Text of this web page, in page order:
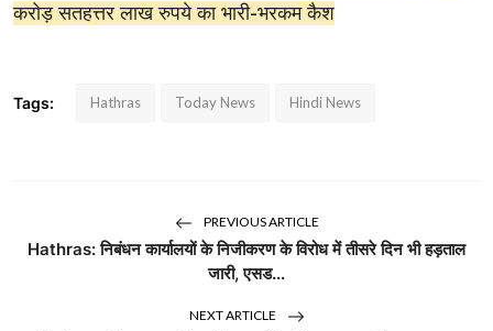
करोड़ सतहत्तर लाख रुपये का भारी-भरकम कैश
Tags: Hathras Today News Hindi News
PREVIOUS ARTICLE
Hathras: निबंधन कार्यालयों के निजीकरण के विरोध में तीसरे दिन भी हड़ताल
जारी, एसड...
NEXT ARTICLE